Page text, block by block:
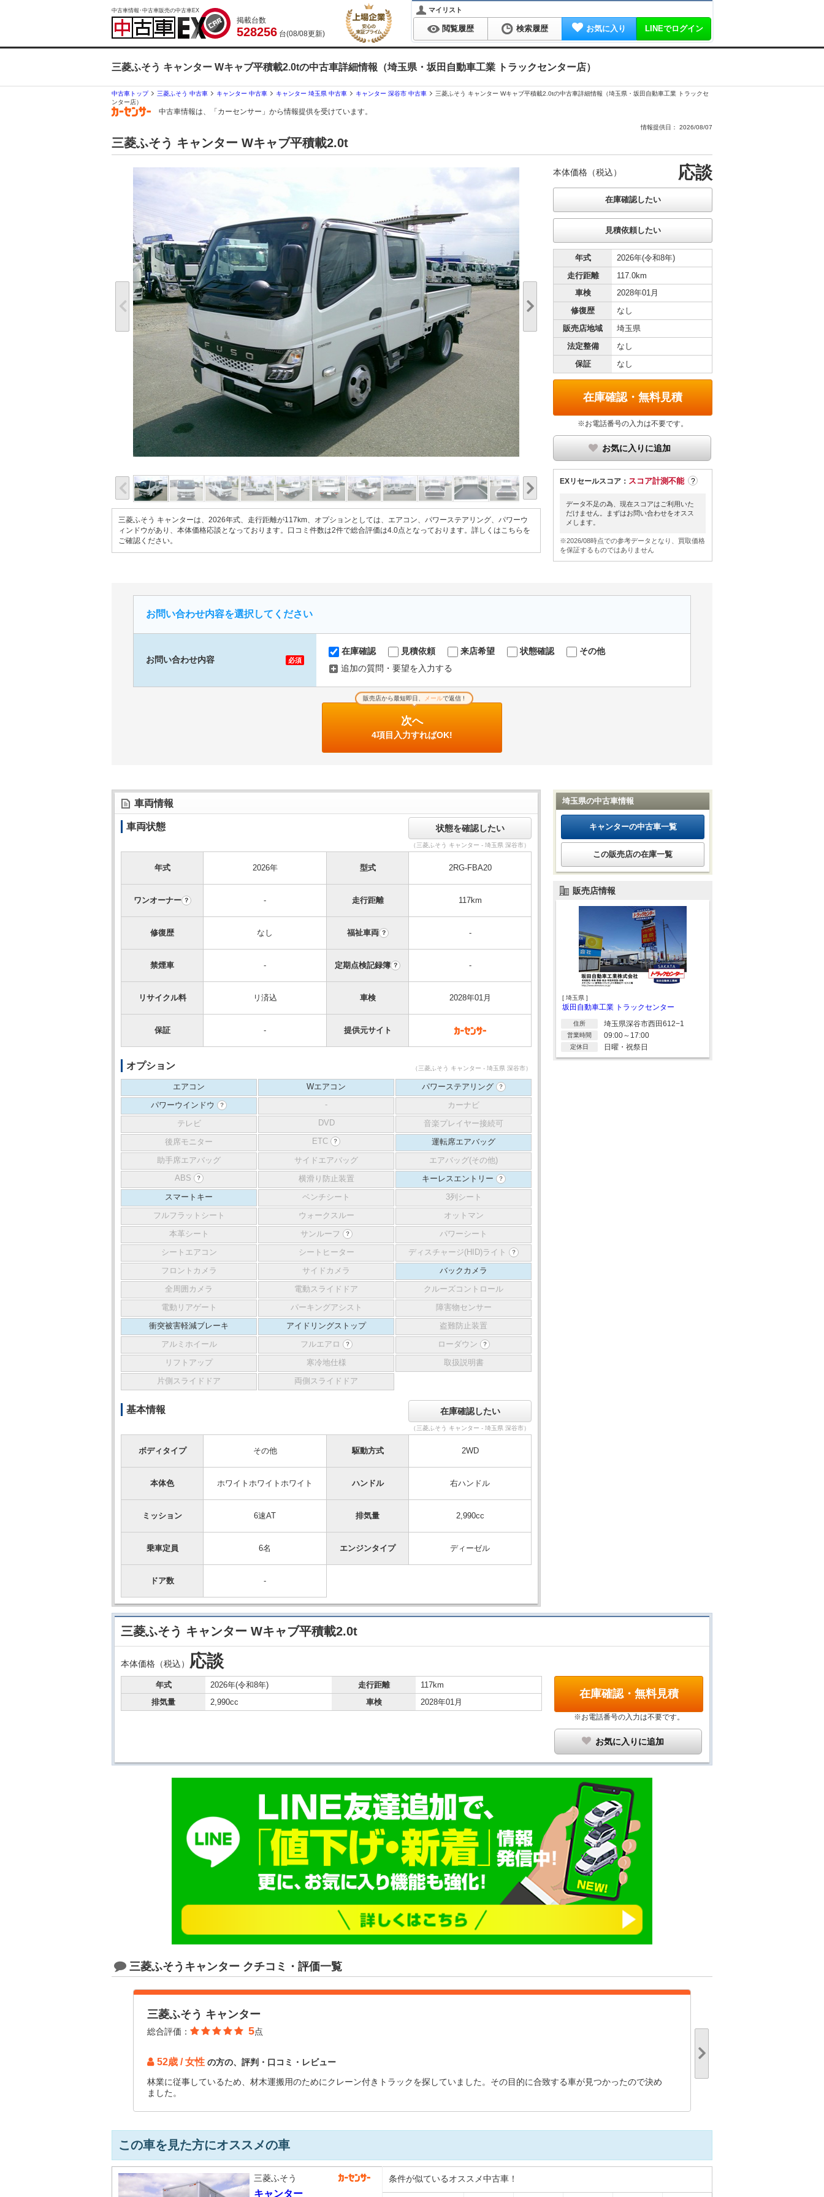
中古車情報･中古車販売の中古車EX
掲載台数
528256 台(08/08更新)
マイリスト
閲覧履歴 検索履歴 お気に入り LINEでログイン
三菱ふそう キャンター Wキャブ平積載2.0tの中古車詳細情報（埼玉県・坂田自動車工業 トラックセンター店）
中古車トップ 三菱ふそう 中古車 キャンター 中古車 キャンター 埼玉県 中古車 キャンター 深谷市 中古車
三菱ふそう キャンター Wキャブ平積載2.0tの中古車詳細情報（埼玉県・坂田自動車工業 トラックセ
ンター店）
中古車情報は、「カーセンサー」から情報提供を受けています。
情報提供日： 2026/08/07
三菱ふそう キャンター Wキャブ平積載2.0t
三菱ふそう キャンターは、2026年式、走行距離が117km、オプションとしては、エアコン、パワーステアリング、パワーウ
ィンドウがあり、本体価格応談となっております。口コミ件数は2件で総合評価は4.0点となっております。 詳しくはこちらを
ご確認ください。
本体価格（税込） 応談
年式
2026年(令和8年)
走行距離
117.0km
車検
2028年01月
修復歴
なし
販売店地域
埼玉県
法定整備
なし
保証
なし
在庫確認・無料見積
※お電話番号の入力は不要です。
お気に入りに追加
EXリセールスコア： スコア計測不能 ?
データ不足の為、現在スコアはご利用いた
だけません。まずはお問い合わせをオスス
メします。
※2026/08時点での参考データとなり、買取価格
を保証するものではありません
お問い合わせ内容を選択してください
お問い合わせ内容 必須
在庫確認 見積依頼 来店希望 状態確認
その他
追加の質問・要望を入力する
次へ
4項目入力すればOK!
販売店から最短即日、 メールで返信 !
車両情報
車両状態
（三菱ふそう キャンター - 埼玉県 深谷市）
年式 2026年 型式 2RG-FBA20
ワンオーナー ？ - 走行距離 117km
修復歴 なし 福祉車両 ？ -
禁煙車 - 定期点検記録簿 ？ -
リサイクル料 リ済込 車検 2028年01月
保証 - 提供元サイト
オプション （三菱ふそう キャンター - 埼玉県 深谷市）
エアコン Wエアコン パワーステアリング ？
パワーウインドウ ？ -
カーナビ
テレビ
DVD
音楽プレイヤー接続可
後席モニター
ETC ？
運転席エアバッグ
助手席エアバッグ
サイドエアバッグ
エアバッグ(その他)
ABS
？ 横滑り防止装置 キーレスエントリー ？
スマートキー ベンチシート
3列シート
フルフラットシート
ウォークスルー
オットマン
本革シート
サンルーフ ？
パワーシート
シートエアコン
シートヒーター ディスチャージ(HID)ライト ？
フロントカメラ サイドカメラ
バックカメラ
全周囲カメラ
電動スライドドア
クルーズコントロール
電動リアゲート
パーキングアシスト
障害物センサー
衝突被害軽減ブレーキ
アイドリングストップ
盗難防止装置
アルミホイール
フルエアロ ？ ローダウン ？
リフトアップ 寒冷地仕様
取扱説明書
片側スライドドア
両側スライドドア
基本情報
（三菱ふそう キャンター - 埼玉県 深谷市）
ボディタイプ その他 駆動方式 2WD
本体色 ホワイトホワイトホワイト ハンドル 右ハンドル
ミッション 6速AT 排気量 2,990cc
乗車定員 6名 エンジンタイプ ディーゼル
ドア数 -
埼玉県の中古車情報
キャンターの中古車一覧
この販売店の在庫一覧
販売店情報
[ 埼玉県 ]
坂田自動車工業 トラックセンター
住所 埼玉県深谷市西田612−1
営業時間 09:00～17:00
定休日 日曜・祝祭日
三菱ふそう キャンター Wキャブ平積載2.0t
本体価格（税込） 応談
年式 2026年(令和8年) 走行距離
117km
排気量
2,990cc 車検 2028年01月
在庫確認・無料見積
※お電話番号の入力は不要です。
お気に入りに追加
三菱ふそうキャンター クチコミ・評価一覧
三菱ふそう キャンター
総合評価： 5点
52歳 / 女性 の方の、評判・口コミ・レビュー
林業に従事しているため、材木運搬用のためにクレーン付きトラックを探していました。その目的に合致する車が見つかったので決め
ました。
この車を見た方にオススメの車
三菱ふそう
キャンター
条件が似ているオススメ中古車！